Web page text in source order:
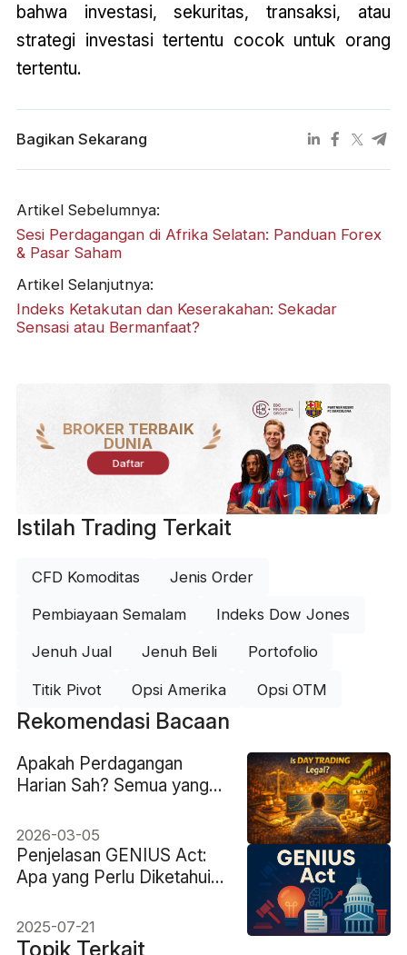
bahwa investasi, sekuritas, transaksi, atau
strategi investasi tertentu cocok untuk orang
tertentu.
Bagikan Sekarang
Artikel Sebelumnya:
Sesi Perdagangan di Afrika Selatan: Panduan Forex
& Pasar Saham
Artikel Selanjutnya:
Indeks Ketakutan dan Keserakahan: Sekadar
Sensasi atau Bermanfaat?
BROKER TERBAIK
DUNIA
Daftar
Istilah Trading Terkait
CFD Komoditas Jenis Order
Pembiayaan Semalam Indeks Dow Jones
Jenuh Jual Jenuh Beli Portofolio
Titik Pivot Opsi Amerika Opsi OTM
Rekomendasi Bacaan
Apakah Perdagangan
Harian Sah? Semua yang
2026-03-05
Penjelasan GENIUS Act:
Apa yang Perlu Diketahui
2025-07-21
Topik Terkait